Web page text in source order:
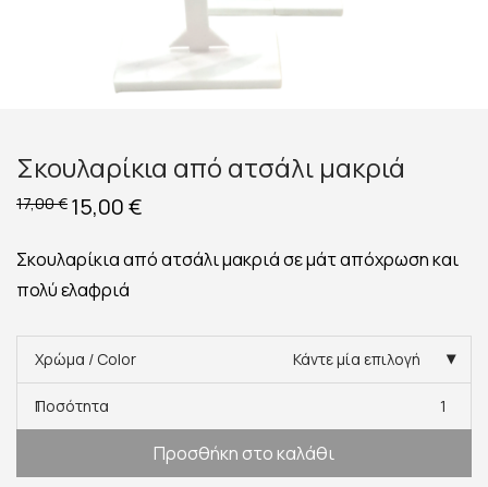
Σκουλαρίκια από ατσάλι μακριά
17,00€ Original
price
17,00 €.
15,00€
είναι:
15,00 €.
Σκουλαρίκια από ατσάλι μακριά σε μάτ απόχρωση και
πολύ ελαφριά
Χρώμα / Color Κάντε μία επιλογή
Ποσότητα
1
Προσθήκη στο καλάθι